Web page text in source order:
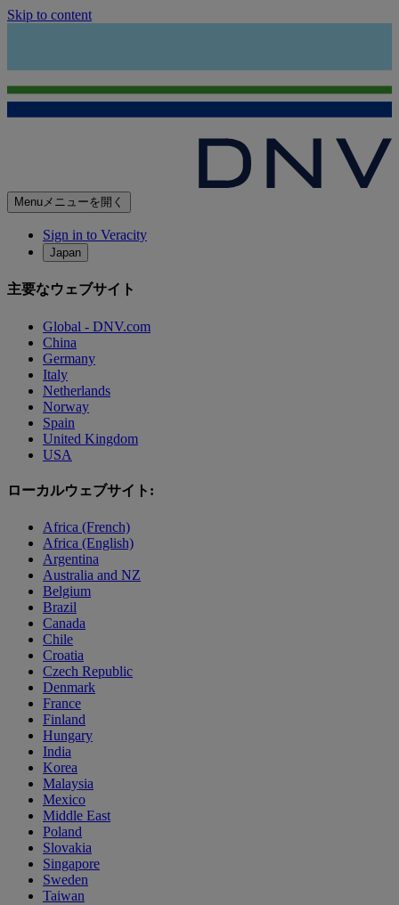
Skip to content
Menuメニューを開く
Sign in to Veracity
Japan
主要なウェブサイト
Global - DNV.com
China
Germany
Italy
Netherlands
Norway
Spain
United Kingdom
USA
ローカルウェブサイト:
Africa (French)
Africa (English)
Argentina
Australia and NZ
Belgium
Brazil
Canada
Chile
Croatia
Czech Republic
Denmark
France
Finland
Hungary
India
Korea
Malaysia
Mexico
Middle East
Poland
Slovakia
Singapore
Sweden
Taiwan